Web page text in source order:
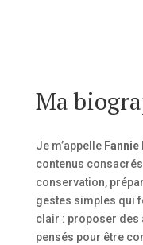
Ma
Je m’appelle
contenus
conservation,
gestes simples qui
clair : proposer des
pensés pour être